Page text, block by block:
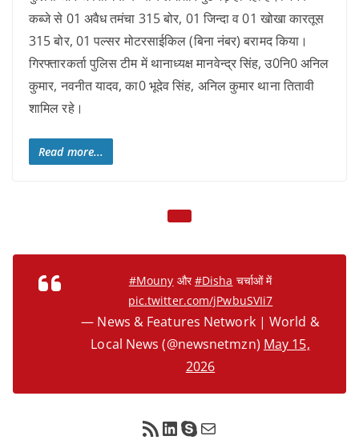
कब्जे से 01 अवैध तमंचा 315 बोर, 01 जिन्दा व 01 खोखा कारतूस
315 बोर, 01 पल्सर मोटरसाईकिल (बिना नंबर) बरामद किया।
गिरफ्तारकर्ता पुलिस टीम में थानाध्यक्ष मानवेन्द्र सिंह, उ0नि0 अनिल
कुमार, नवनीत यादव, का0 भूदेव सिंह, अनिल कुमार थाना तितावी
शामिल रहे।
Read more...
#Mouny और#Disha चर्चाओं में
pic.twitter.com/jPwbuSVIi7
— News & Features Network | World &
Local News (@newsnetmzn) May 15,
2026
RSS Feed LinkedIn Skype Mail